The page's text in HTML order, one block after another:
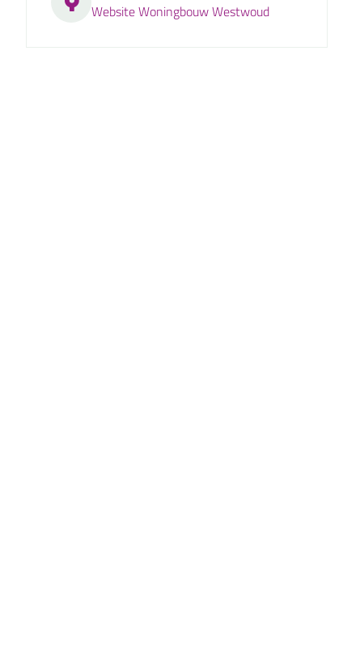
Website Woningbouw Westwoud